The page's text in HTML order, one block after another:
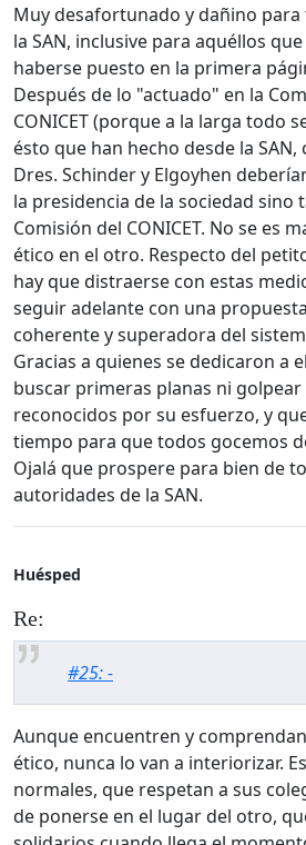
Muy desafortunado y dañino
la SAN, inclusive para aquéllos
haberse puesto en la primera
Después de lo "actuado" en la
CONICET (porque a la larga todo
ésto que han hecho desde la
Dres. Schinder y Elgoyhen
la presidencia de la sociedad sino
Comisión del CONICET. No se es
ético en el otro. Respecto del
hay que distraerse con estas
seguir adelante con una
coherente y superadora del
Gracias a quienes se dedicaron a
buscar primeras planas ni
reconocidos por su esfuerzo, y
tiempo para que todos gocemos
Ojalá que prospere para bien de
autoridades de la SAN.
Huésped
Re:
#25: -
Aunque encuentren y
ético, nunca lo van a interiorizar.
normales, que respetan a sus
de ponerse en el lugar del otro,